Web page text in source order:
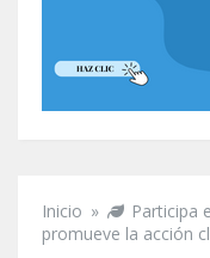
Se
Inicio » Participa
promueve la acción